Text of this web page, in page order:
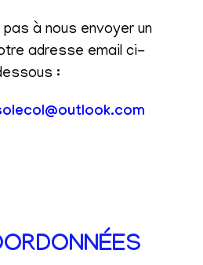
pas à nous envoyer un
adresse email ci-
: